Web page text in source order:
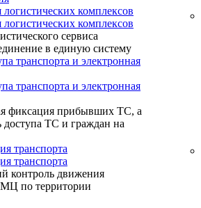
комплексов
комплексов
сервиса
в единую систему
транспорта и электронная
транспорта и электронная
фиксация прибывших ТС, а
доступа ТС и граждан на
транспорта
транспорта
контроль движения
по территории